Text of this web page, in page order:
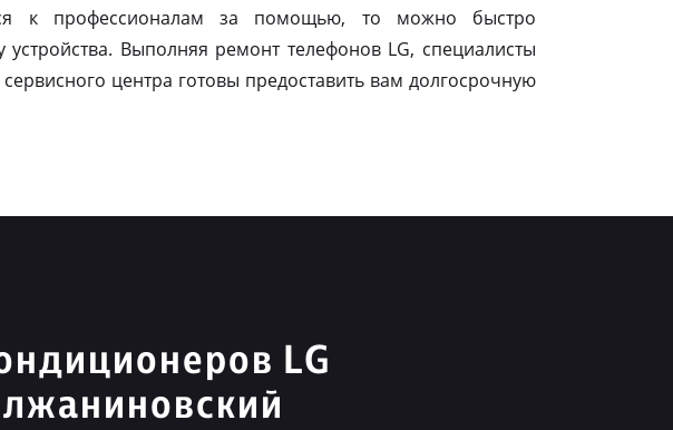
к профессионалам за помощью, то можно быстро
устройства. Выполняя ремонт телефонов LG, специалисты
центра готовы предоставить вам долгосрочную
LG